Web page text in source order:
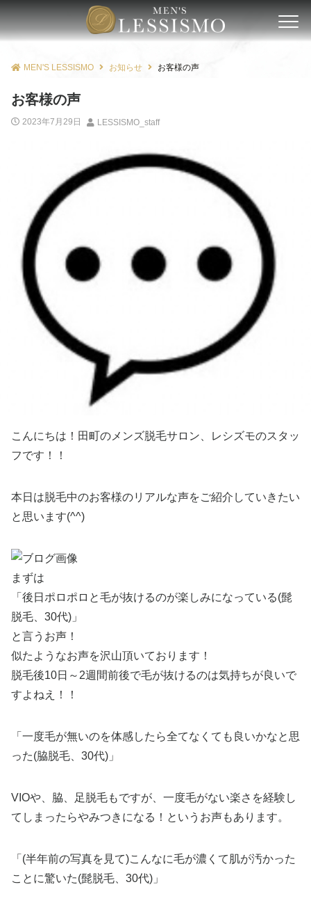
MEN'S LESSISMO お知らせ お客様の声
お客様の声
2023年7月29日 LESSISMO_staff
こんにちは！田町のメンズ脱毛サロン、レシズモのスタッ
フです！！
本日は脱毛中のお客様のリアルな声をご紹介していきたい
と思います(^^)
まずは
「後日ポロポロと毛が抜けるのが楽しみになっている(髭
脱毛、30代)」
と言うお声！
似たようなお声を沢山頂いております！
脱毛後10日～2週間前後で毛が抜けるのは気持ちが良いで
すよねえ！！
「一度毛が無いのを体感したら全てなくても良いかなと思
った(脇脱毛、30代)」
VIOや、脇、足脱毛もですが、一度毛がない楽さを経験し
てしまったらやみつきになる！というお声もあります。
「(半年前の写真を見て)こんなに毛が濃くて肌が汚かった
ことに驚いた(髭脱毛、30代)」